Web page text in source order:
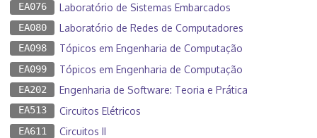
EA076 Laboratório de Sistemas Embarcados
EA080 Laboratório de Redes de Computadores
EA098 Tópicos em Engenharia de Computação
EA099 Tópicos em Engenharia de Computação
EA202 Engenharia de Software: Teoria e Prática
EA513 Circuitos Elétricos
EA611 Circuitos II